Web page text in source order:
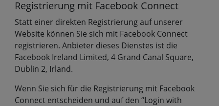
Registrierung mit Facebook Connect
Statt einer direkten Registrierung auf unserer
Website können Sie sich mit Facebook Connect
registrieren. Anbieter dieses Dienstes ist die
Facebook Ireland Limited, 4 Grand Canal Square,
Dublin 2, Irland.
Wenn Sie sich für die Registrierung mit Facebook
Connect entscheiden und auf den “Login with